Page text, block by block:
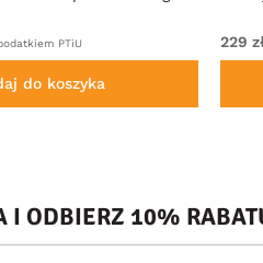
PTiU
do koszyka
229
I ODBIERZ 10%